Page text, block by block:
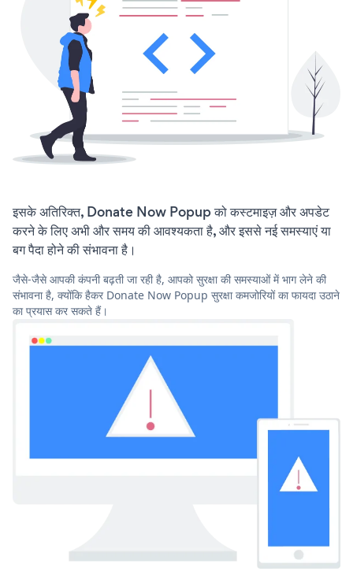
इसके अतिरिक्त, Donate Now Popup को कस्टमाइज़ और अपडेट
करने के लिए अभी और समय की आवश्यकता है, और इससे नई समस्याएं या
बग पैदा होने की संभावना है।
जैसे-जैसे आपकी कंपनी बढ़ती जा रही है, आपको सुरक्षा की समस्याओं में भाग लेने की
संभावना है, क्योंकि हैकर Donate Now Popup सुरक्षा कमजोरियों का फायदा उठाने
का प्रयास कर सकते हैं।